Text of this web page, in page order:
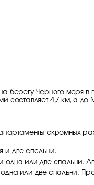
берегу Черного моря в
составляет 4,7 км, а
скромных
и две спальни.
одна или две спальни.
одна или две спальни.